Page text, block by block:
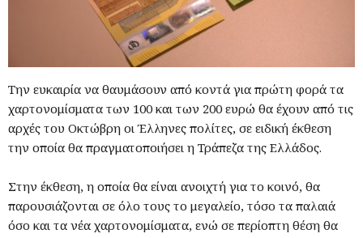
Την ευκαιρία να θαυμάσουν από κοντά για πρώτη φορά τα
χαρτονομίσματα των 100 και των 200 ευρώ θα έχουν από τις
αρχές του Οκτώβρη οι Έλληνες πολίτες, σε ειδική έκθεση
την οποία θα πραγματοποιήσει η Τράπεζα της Ελλάδος.
Στην έκθεση, η οποία θα είναι ανοιχτή για το κοινό, θα
παρουσιάζονται σε όλο τους το μεγαλείο, τόσο τα παλαιά
όσο και τα νέα χαρτονομίσματα, ενώ σε περίοπτη θέση θα